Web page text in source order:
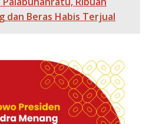
dan Beras Habis Terjual